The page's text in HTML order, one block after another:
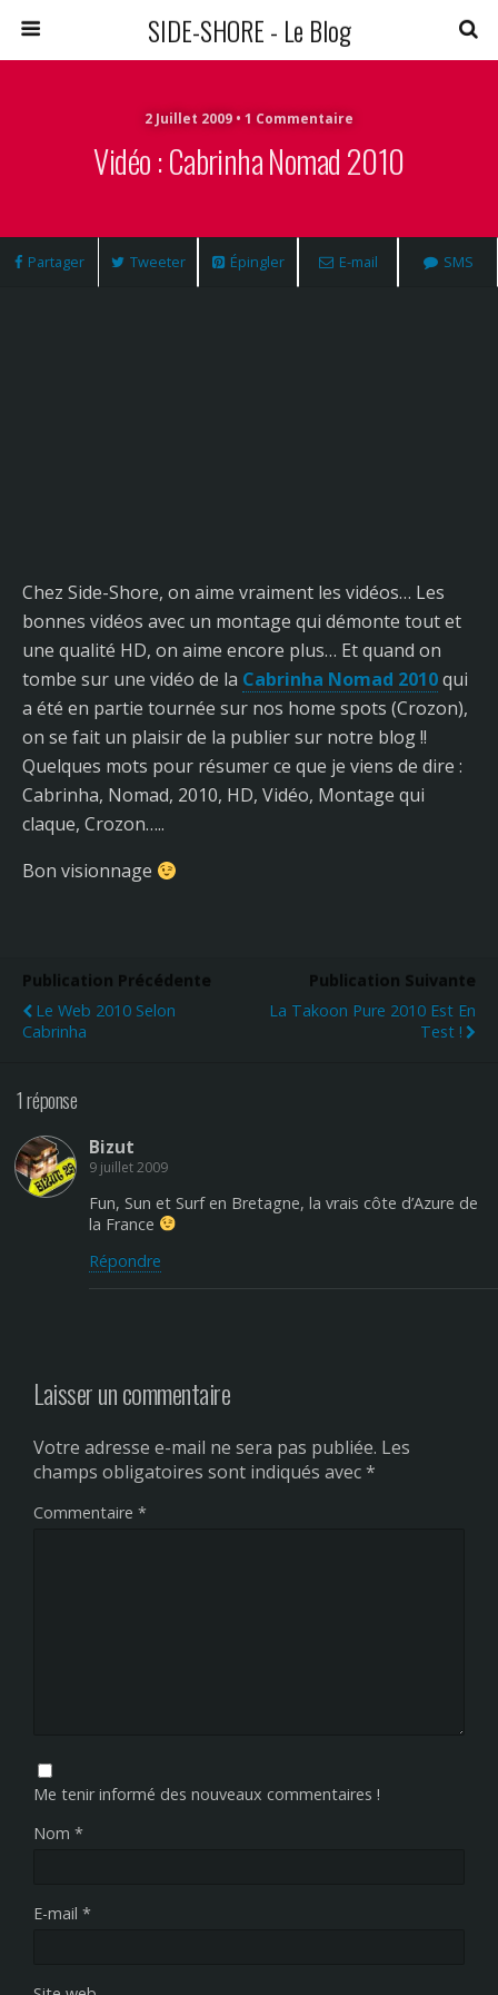
SIDE-SHORE - Le Blog
2 Juillet 2009 • 1 Commentaire
Vidéo : Cabrinha Nomad 2010
Partager Tweeter Épingler E-mail SMS
Chez Side-Shore, on aime vraiment les vidéos… Les
bonnes vidéos avec un montage qui démonte tout et
une qualité HD, on aime encore plus… Et quand on
tombe sur une vidéo de la Cabrinha Nomad 2010qui
a été en partie tournée sur nos home spots (Crozon),
on se fait un plaisir de la publier sur notre blog !!
Quelques mots pour résumer ce que je viens de dire :
Cabrinha, Nomad, 2010, HD, Vidéo, Montage qui
claque, Crozon…..
Bon visionnage
Publication Précédente
Le Web 2010 Selon
Cabrinha
Publication Suivante
La Takoon Pure 2010 Est En
Test !
1 réponse
Bizut
9 juillet 2009
Fun, Sun et Surf en Bretagne, la vrais côte d’Azure de
la France
Répondre
Laisser un commentaire
Votre adresse e-mail ne sera pas publiée. Les
champs obligatoires sont indiqués avec*
Commentaire *
Me tenir informé des nouveaux commentaires !
Nom *
E-mail *